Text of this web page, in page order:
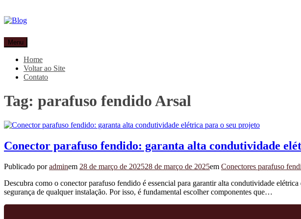
para
o
Blog
Especialistas em conectores e acessórios
Menu
Home
Voltar ao Site
Contato
Tag: parafuso fendido Arsal
Conector parafuso fendido: garanta alta condutividade
Publicado poradminem 28 de março de 202528 de março de 2025em Conectores parafuso
Descubra como o conector parafuso fendido é essencial para garantir alta condutividade
segurança de qualquer instalação. Por isso, é fundamental escolher componentes que…